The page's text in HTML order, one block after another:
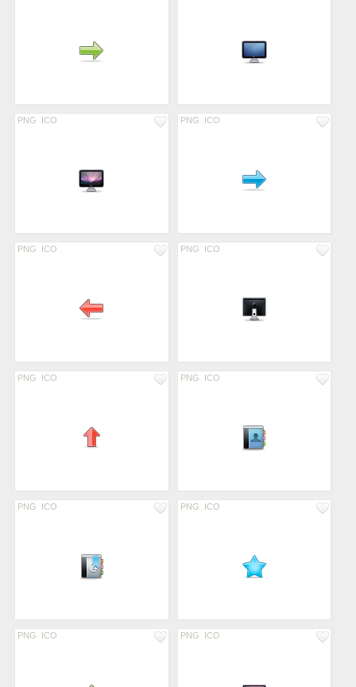
PNG ICO PNG ICO
PNG ICO PNG ICO
PNG ICO PNG ICO
PNG ICO PNG ICO
PNG ICO PNG ICO